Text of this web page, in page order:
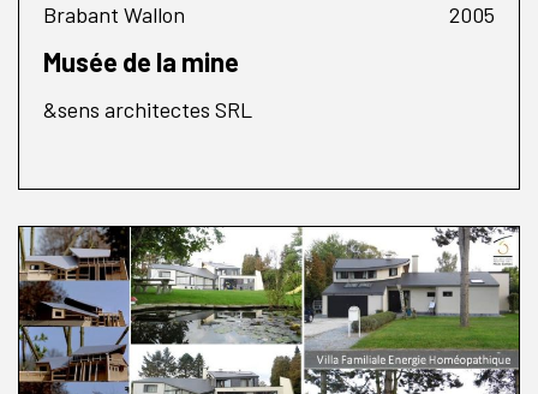
Brabant Wallon 2005
Musée de la mine
&sens architectes SRL